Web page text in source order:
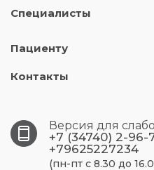
Специалисты
Пациенту
Контакты
Версия для
+7 (34740) 2-96-
+79625227234
(пн-пт с 8.30 до